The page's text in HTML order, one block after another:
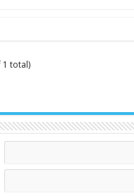
1 total)